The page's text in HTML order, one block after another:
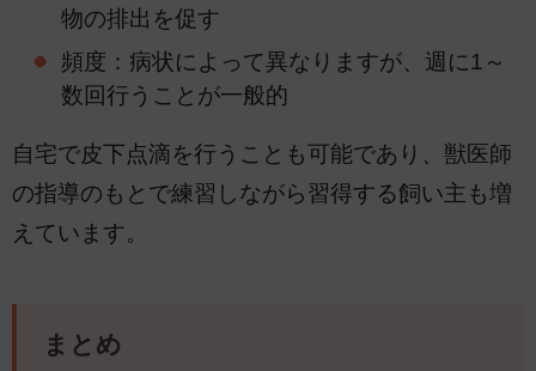
物の排出を促す
頻度：病状によって異なりますが、週に1～
数回行うことが一般的
自宅で皮下点滴を行うことも可能であり、獣医師
の指導のもとで練習しながら習得する飼い主も増
えています。
まとめ